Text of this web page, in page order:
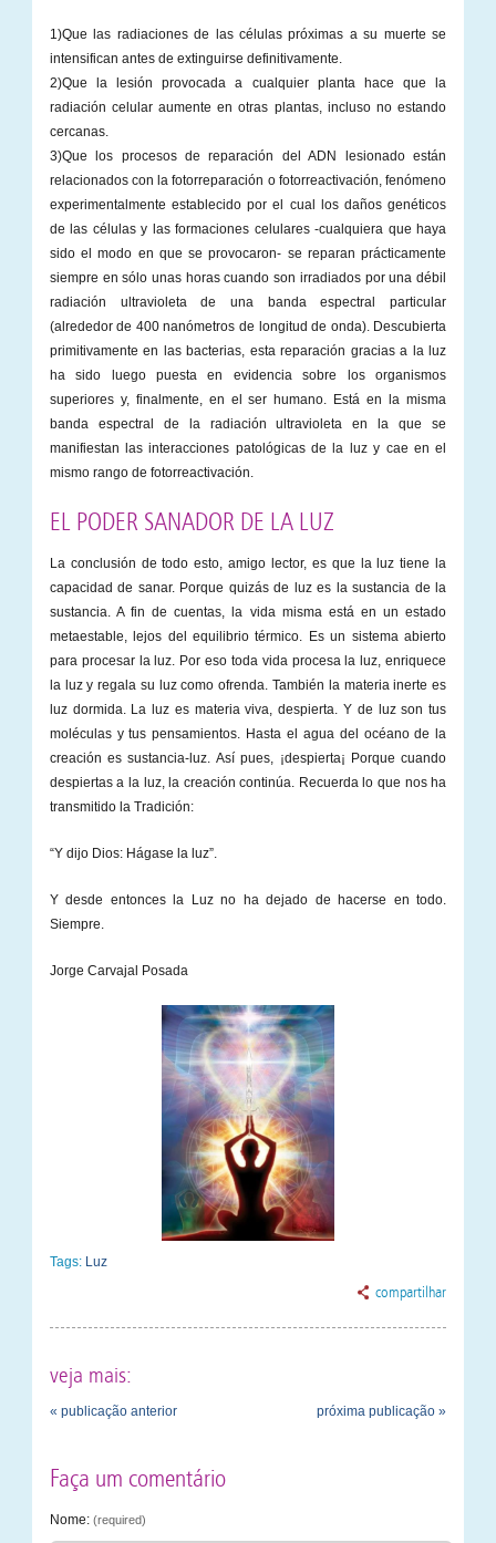
1)Que las radiaciones de las células próximas a su muerte se
intensifican antes de extinguirse definitivamente.
2)Que la lesión provocada a cualquier planta hace que la
radiación celular aumente en otras plantas, incluso no estando
cercanas.
3)Que los procesos de reparación del ADN lesionado están
relacionados con la fotorreparación o fotorreactivación, fenómeno
experimentalmente establecido por el cual los daños genéticos
de las células y las formaciones celulares -cualquiera que haya
sido el modo en que se provocaron- se reparan prácticamente
siempre en sólo unas horas cuando son irradiados por una débil
radiación ultravioleta de una banda espectral particular
(alrededor de 400 nanómetros de longitud de onda). Descubierta
primitivamente en las bacterias, esta reparación gracias a la luz
ha sido luego puesta en evidencia sobre los organismos
superiores y, finalmente, en el ser humano. Está en la misma
banda espectral de la radiación ultravioleta en la que se
manifiestan las interacciones patológicas de la luz y cae en el
mismo rango de fotorreactivación.
EL PODER SANADOR DE LA LUZ
La conclusión de todo esto, amigo lector, es que la luz tiene la
capacidad de sanar. Porque quizás de luz es la sustancia de la
sustancia. A fin de cuentas, la vida misma está en un estado
metaestable, lejos del equilibrio térmico. Es un sistema abierto
para procesar la luz. Por eso toda vida procesa la luz, enriquece
la luz y regala su luz como ofrenda. También la materia inerte es
luz dormida. La luz es materia viva, despierta. Y de luz son tus
moléculas y tus pensamientos. Hasta el agua del océano de la
creación es sustancia-luz. Así pues, ¡despierta¡ Porque cuando
despiertas a la luz, la creación continúa. Recuerda lo que nos ha
transmitido la Tradición:
“Y dijo Dios: Hágase la luz”.
Y desde entonces la Luz no ha dejado de hacerse en todo.
Siempre.
Jorge Carvajal Posada
Tags: Luz
compartilhar
veja mais:
« publicação anterior próxima publicação »
Faça um comentário
Nome: (required)